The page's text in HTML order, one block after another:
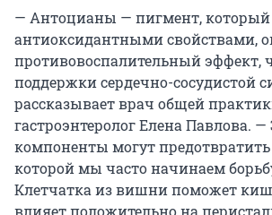
— Антоцианы — пигмент, который
антиоксидантными свойствами,
противовоспалительный эффект,
поддержки сердечно-сосудистой
рассказывает врач общей
гастроэнтеролог Елена Павлова. —
компоненты могут предотвратить
которой мы часто начинаем
Клетчатка из вишни поможет
влияет положительно на